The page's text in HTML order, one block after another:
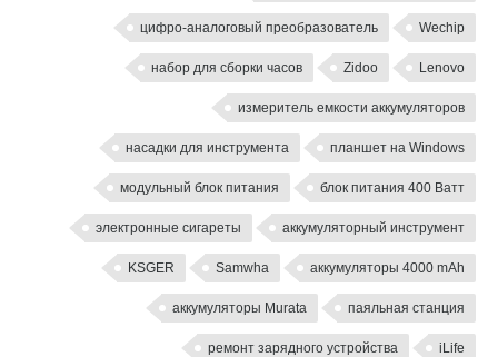
цифро-аналоговый преобразователь Wechip
набор для сборки часов Zidoo Lenovo
измеритель емкости аккумуляторов
насадки для инструмента планшет на Windows
модульный блок питания блок питания 400 Ватт
электронные сигареты аккумуляторный инструмент
KSGER Samwha аккумуляторы 4000 mAh
аккумуляторы Murata паяльная станция
ремонт зарядного устройства iLife